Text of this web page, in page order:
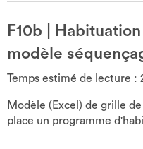
F10b
modèle
Temps estimé de lecture :
Modèle (Excel) de grille
place un programme